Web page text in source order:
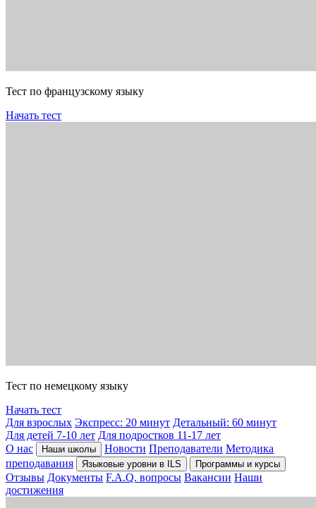
Тест по французскому языку
Начать тест
Тест по немецкому языку
Начать тест
Для взрослых Экспресс: 20 минут Детальный: 60 минут
Для детей 7-10 лет Для подростков 11-17 лет
О нас
Наши школы Новости Преподаватели Методика
преподавания
Языковые уровни в ILS Программы и курсы
Отзывы Документы F.A.Q. вопросы Вакансии Наши
достижения